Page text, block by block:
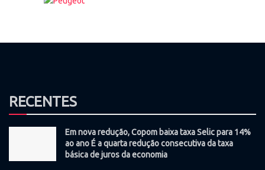
RECENTES
Em nova redução, Copom baixa taxa Selic para 14%
ao ano É a quarta redução consecutiva da taxa
básica de juros da economia